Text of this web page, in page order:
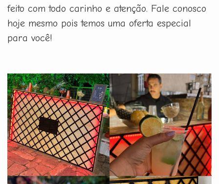
feito com todo carinho e atenção. Fale conosco
hoje mesmo pois temos uma oferta especial
para você!